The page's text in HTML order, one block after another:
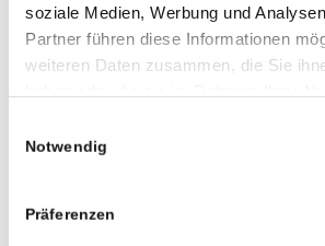
soziale Medien, Werbung und
Partner führen diese Informationen
weiteren Daten zusammen, die Sie
Notwendig
Präferenzen
An der Diskussion beteiligen?
Hinterlasse uns deinen Kommentar!